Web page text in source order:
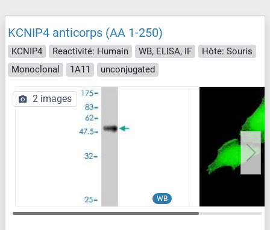
KCNIP4 anticorps (AA 1-250)
KCNIP4 Reactivité: Humain WB, ELISA, IF
Hôte: Souris
Monoclonal
1A11 unconjugated
WB
2 images